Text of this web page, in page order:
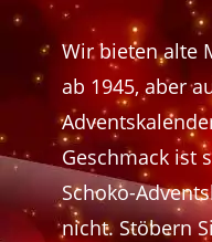
Wir bieten alte
ab 1945, aber
Geschmack ist
Schoko-
nicht. Stöbern